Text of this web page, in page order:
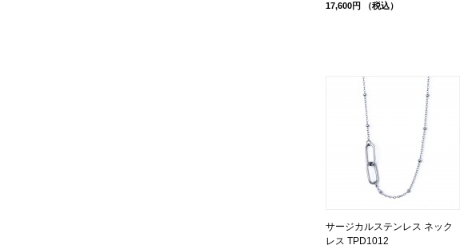
17,600円 （税込）
サージカルステンレス ネック
レス TPD1012